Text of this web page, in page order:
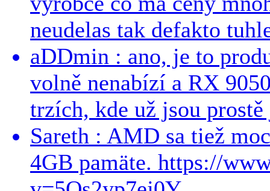
neudelas tak defakto
aDDmin : ano, je to
volně nenabízí a RX
trzích, kde už jsou
Sareth : AMD sa tiež
4GB pamäte. https://